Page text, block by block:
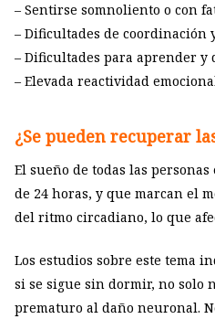
– Sentirse somnoliento o con
– Dificultades de coordinación
– Dificultades para aprender y
– Elevada reactividad
¿Se pueden recuperar
El sueño de todas las
de 24 horas, y que marcan el
del ritmo circadiano, lo que
Los estudios sobre este tema
si se sigue sin dormir, no solo
prematuro al daño neuronal.